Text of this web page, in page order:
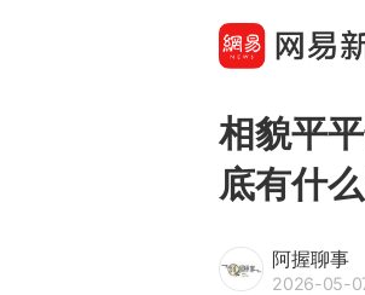
相貌平
底有什
阿握聊事
2026-05-